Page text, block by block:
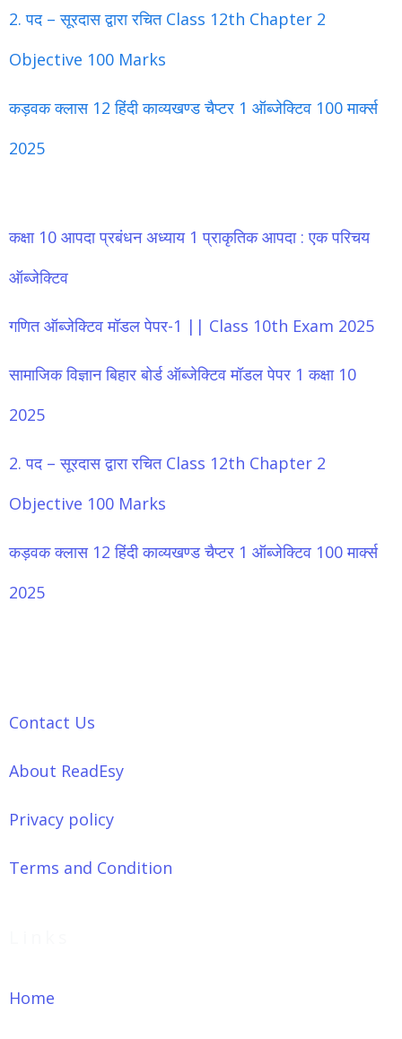
2. पद – सूरदास द्वारा रचित Class 12th Chapter 2
Objective 100 Marks
कड़वक क्लास 12 हिंदी काव्यखण्ड चैप्टर 1 ऑब्जेक्टिव 100 मार्क्स
2025
कक्षा 10 आपदा प्रबंधन अध्याय 1 प्राकृतिक आपदा : एक परिचय
ऑब्जेक्टिव
गणित ऑब्जेक्टिव मॉडल पेपर-1 || Class 10th Exam 2025
सामाजिक विज्ञान बिहार बोर्ड ऑब्जेक्टिव मॉडल पेपर 1 कक्षा 10
2025
2. पद – सूरदास द्वारा रचित Class 12th Chapter 2
Objective 100 Marks
कड़वक क्लास 12 हिंदी काव्यखण्ड चैप्टर 1 ऑब्जेक्टिव 100 मार्क्स
2025
Contact Us
About ReadEsy
Privacy policy
Terms and Condition
Home